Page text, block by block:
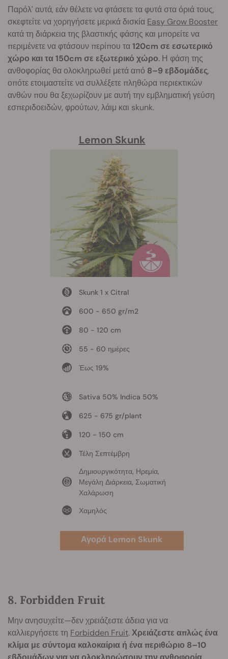
Παρόλ' αυτά, εάν θέλετε να φτάσετε τα φυτά στα όριά τους,
σκεφτείτε να χορηγήσετε μερικά δισκία Easy Grow Booster
κατά τη διάρκεια της βλαστικής φάσης και μπορείτε να
περιμένετε να φτάσουν περίπου τα120cm σε εσωτερικό
χώρο και τα 150cm σε εξωτερικό χώρο. Η φάση της
ανθοφορίας θα ολοκληρωθεί μετά από 8–9 εβδομάδες,
οπότε ετοιμαστείτε να συλλέξετε πληθώρα περιεκτικών
ανθών που θα ξεχωρίζουν με αυτή την εμβληματική γεύση
εσπεριδοειδών, φρούτων, λάιμ και skunk.
Lemon Skunk
Skunk 1 x Citral
600 - 650 gr/m2
80 - 120 cm
55 - 60 ημέρες
Έως 19%
Sativa 50% Indica 50%
625 - 675 gr/plant
120 - 150 cm
Τέλη Σεπτέμβρη
Δημιουργικότητα, Ηρεμία,
Μεγάλη Διάρκεια, Σωματική
Χαλάρωση
Χαμηλός
Αγορά Lemon Skunk
8. Forbidden Fruit
Μην ανησυχείτε—δεν χρειάζεστε άδεια για να
καλλιεργήσετε τη Forbidden Fruit.Χρειάζεστε απλώς ένα
κλίμα με σύντομα καλοκαίρια ή ένα περιθώριο 8–10